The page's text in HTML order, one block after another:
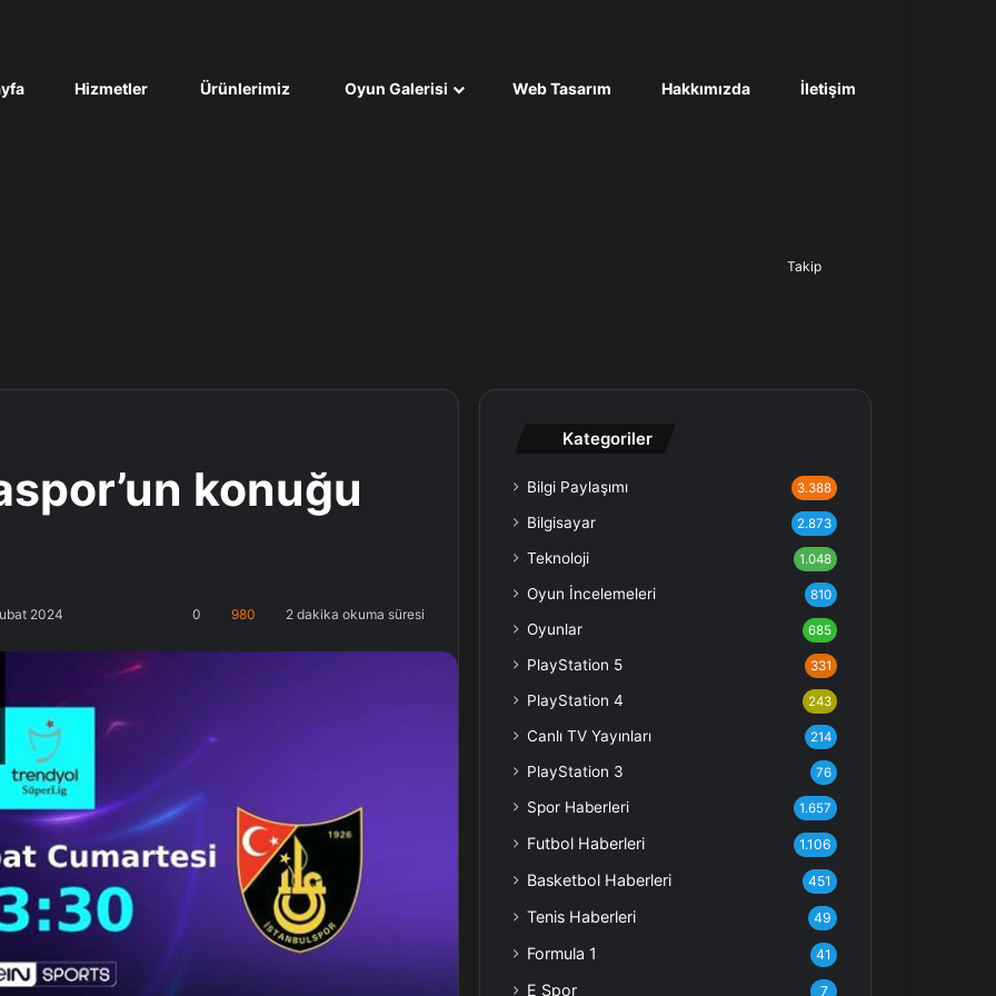
Hizmetler Ürünlerimiz Oyun Galerisi Web Tasarım Hakkımızda İletişim
Takip
konuğu
2024 0 980 2 dakika okuma süresi
Kategoriler
Bilgi Paylaşımı 3.388
Bilgisayar 2.873
Teknoloji 1.048
Oyun İncelemeleri 810
Oyunlar 685
PlayStation 5 331
PlayStation 4 243
Canlı TV Yayınları 214
PlayStation 3 76
Spor Haberleri 1.657
Futbol Haberleri 1.106
Basketbol Haberleri 451
Tenis Haberleri 49
Formula 1 41
E Spor 7